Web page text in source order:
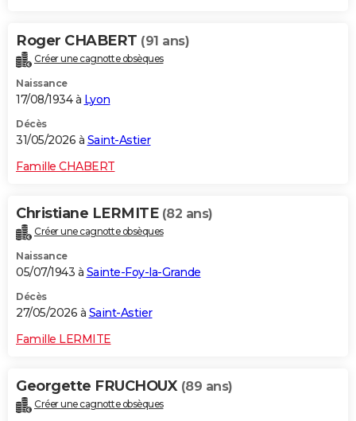
Roger CHABERT (91 ans)
Créer une cagnotte obsèques
Naissance
17/08/1934 à Lyon
Décès
31/05/2026 à Saint-Astier
Famille CHABERT
Christiane LERMITE (82 ans)
Créer une cagnotte obsèques
Naissance
05/07/1943 à Sainte-Foy-la-Grande
Décès
27/05/2026 à Saint-Astier
Famille LERMITE
Georgette FRUCHOUX (89 ans)
Créer une cagnotte obsèques